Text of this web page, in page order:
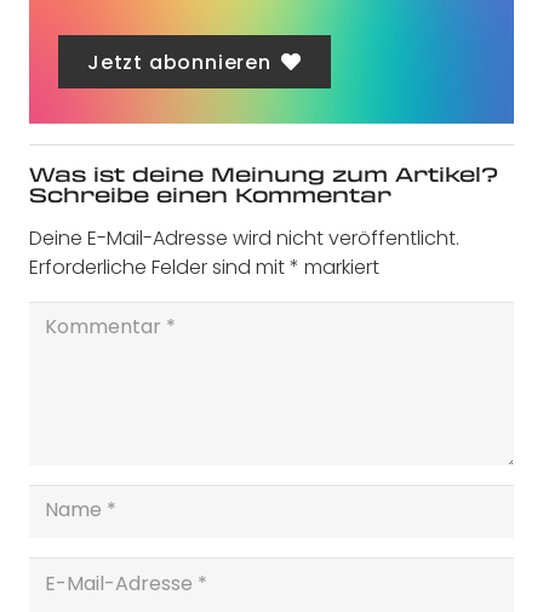
Jetzt abonnieren
Was ist deine Meinung zum Artikel?
Schreibe einen Kommentar
Deine E-Mail-Adresse wird nicht veröffentlicht.
Erforderliche Felder sind mit* markiert